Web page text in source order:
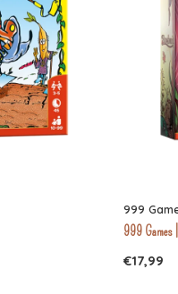
999
999 Games
€17,99